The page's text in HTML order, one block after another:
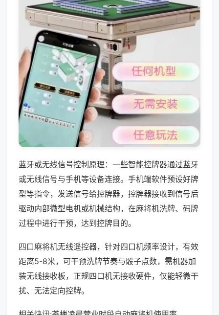
蓝牙或无线信号控制原理：一些智能控牌器通过蓝牙
或无线信号与手机等设备连接。手机端软件预设好牌
型等指令，发送信号给控牌器，控牌器接收到信号后
驱动内部微型电机或机械结构，在麻将机洗牌、码牌
过程中进行干预，达到控牌目的。
四口麻将机无线遥控器，针对四口机频率设计，有效
距离5-8米，可干预洗牌节奏与骰子点数，需机器加
装无线接收板，正规四口机无接收硬件，仅能轻微干
扰、无法定向控牌。